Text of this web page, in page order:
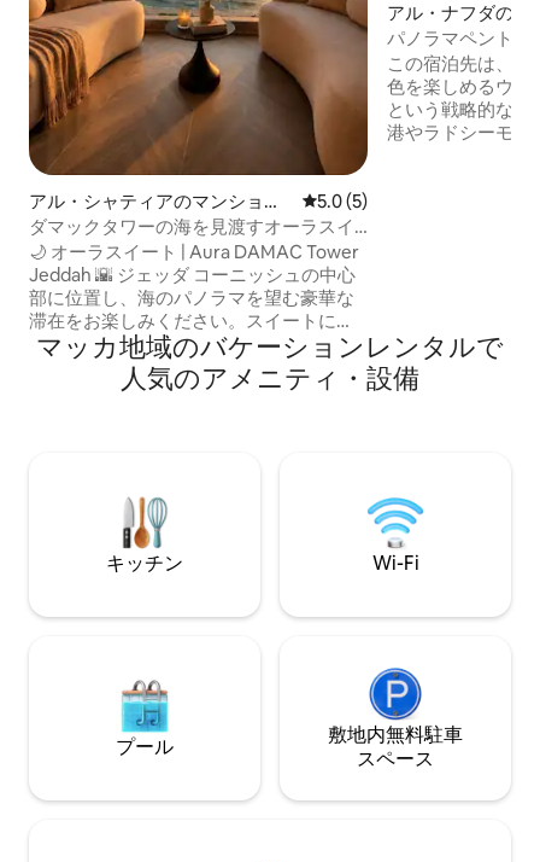
アル・シャティアのマンショ
ン・アパート
レビュー5件、5つ星中5.0つ
5.0 (5)
ダマックタワーの海を見渡すオーラスイ
ート
🌙 オーラスイート | Aura DAMAC Tower
Jeddah 🌇 ジェッダ コーニッシュの中心
部に位置し、海のパノラマを望む豪華な
滞在をお楽しみください。スイートに
は、海を直接見渡せる2人用ジャグジー、
特別なソファ、豪華なベッドのあるベッ
ドルーム、エレガントなラウンジ、フル
利用いただけます。5G インターネット、
無料カプセル付きコーヒーメーカー、完
全なホテルアメニティ、パスコードによ
るセルフチェックインが含まれます。イ
いただけます。
アル・ナフダのマ
パート
パノラマペントハ
| 寝室2室
この宿泊先は、ウ
色を楽しめるウォ
という戦略的なロ
港やラドシーモー
リラックスに最適です。 快
ロケーションを求
プル、またはビジ
マッカ地域のバケーションレンタルで
人気のアメニティ・設備
キッチン Wi-Fi
プール
敷地内無料駐⁠車
ス⁠ペ⁠ー⁠ス